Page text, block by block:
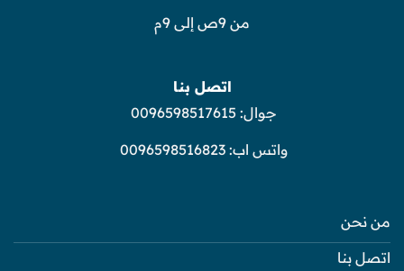
من 9ص إلى 9م
اتصل بنا
جوال: 0096598517615
واتس اب:0096598516823
من نحن
اتصل بنا